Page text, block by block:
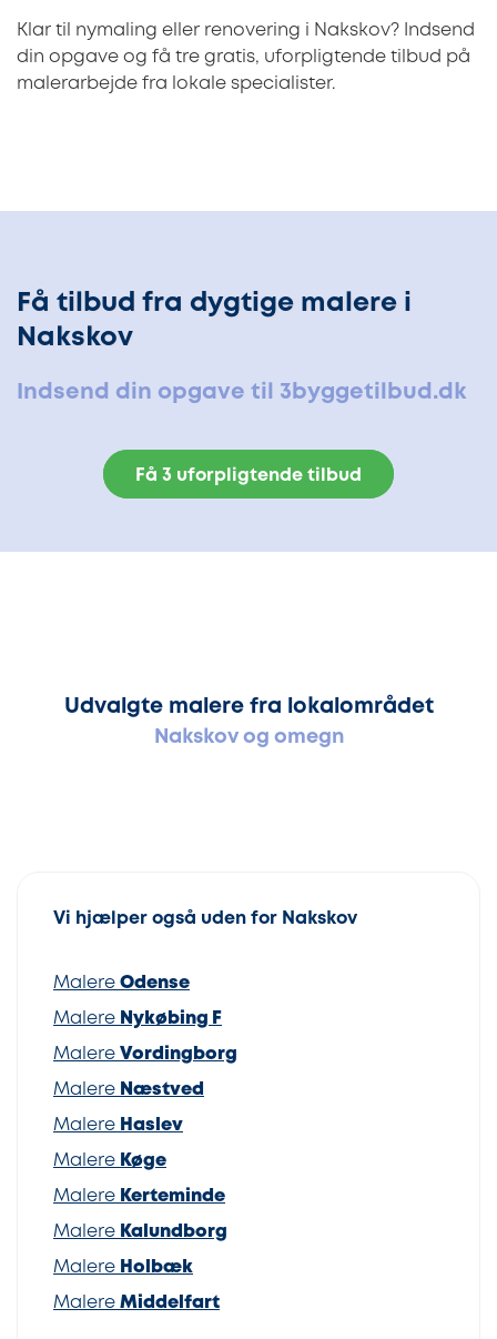
Klar til nymaling eller renovering i Nakskov? Indsend
din opgave og få tre gratis, uforpligtende tilbud på
malerarbejde fra lokale specialister.
Få tilbud fra dygtige malere i
Nakskov
Indsend din opgave til 3byggetilbud.dk
Få 3 uforpligtende tilbud
Udvalgte malere fra lokalområdet
Nakskov og omegn
Vi hjælper også uden for Nakskov
Malere Odense
Malere Nykøbing F
Malere Vordingborg
Malere Næstved
Malere Haslev
Malere Køge
Malere Kerteminde
Malere Kalundborg
Malere Holbæk
Malere Middelfart